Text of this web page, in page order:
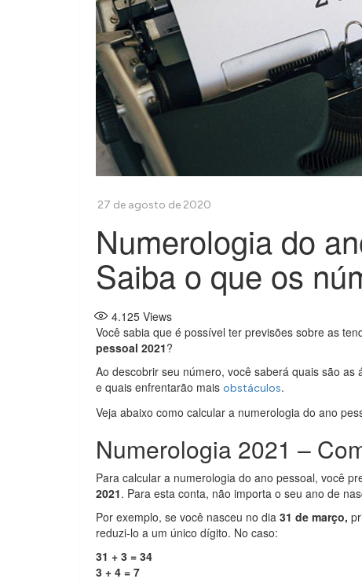
Numerologia do
Saiba o que os
4.125 Views
Você sabia que é possível ter previsões sobre as
pessoal 2021?
Ao descobrir seu número, você saberá quais são
e quais enfrentarão mais obstáculos.
Veja abaixo como calcular a numerologia do ano
Numerologia 2021 –
Para calcular a numerologia do ano pessoal, você
2021. Para esta conta, não importa o seu ano de
Por exemplo, se você nasceu no dia 31 de março,
reduzi-lo a um único dígito. No caso:
31 + 3 = 34
3 + 4 = 7